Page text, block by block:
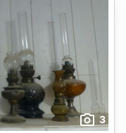
3